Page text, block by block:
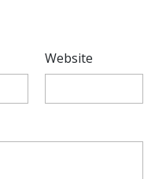
Website